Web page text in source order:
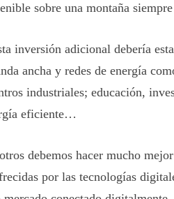
sobre una montaña
inversión adicional debería
ancha y redes de energía
industriales; educación,
eficiente…
debemos hacer mucho
por las tecnologías